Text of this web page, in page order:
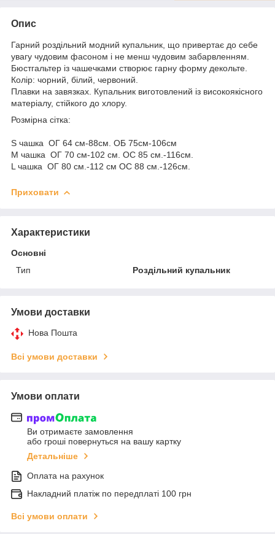
Опис
Гарний роздільний модний купальник, що привертає до себе
увагу чудовим фасоном і не менш чудовим забарвленням.
Бюстгальтер із чашечками створює гарну форму декольте.
Колір: чорний, білий, червоний.
Плавки на завязках. Купальник виготовлений із високоякісного
матеріалу, стійкого до хлору.
Розмірна сітка:
S чашка ОГ 64 см-88см. ОБ 75см-106см
M чашка ОГ 70 см-102 см. ОС 85 см.-116см.
L чашка ОГ 80 см.-112 см ОС 88 см.-126см.
Приховати
Характеристики
Основні
Тип
Роздільний купальник
Умови доставки
Нова Пошта
Всі умови доставки
Умови оплати
Ви отримаєте замовлення
або гроші повернуться на вашу картку
Детальніше
Оплата на рахунок
Накладний платіж по передплаті 100 грн
Всі умови оплати